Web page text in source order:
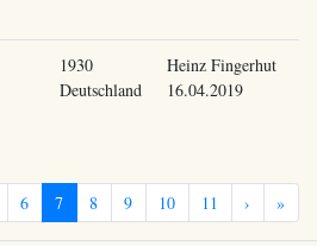
1930
Deutschland
Heinz Fingerhut
16.04.2019
6 7 8 9 10 11 › »